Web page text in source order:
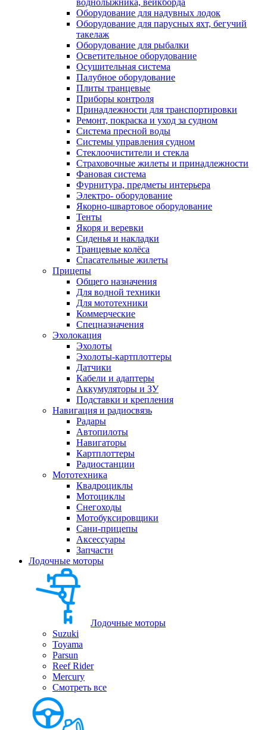
воднолыжника, вейкборда
Оборудование для надувных лодок
Оборудование для парусных яхт, бегучий
такелаж
Оборудование для рыбалки
Осветительное оборудование
Осушительная система
Палубное оборудование
Плиты транцевые
Приборы контроля
Принадлежности для транспортировки
Ремонт, покраска и уход за судном
Система пресной воды
Системы управления судном
Стеклоочистители и стекла
Страховочные жилеты и принадлежности
Фановая система
Фурнитура, предметы интерьера
Электро- оборудование
Якорно-швартовое оборудование
Тенты
Якоря и веревки
Сиденья и накладки
Транцевые колёса
Спасательные жилеты
Прицепы
Общего назначения
Для водной техники
Для мототехники
Коммерческие
Спецназначения
Эхолокация
Эхолоты
Эхолоты-картплоттеры
Датчики
Кабели и адаптеры
Аккумуляторы и ЗУ
Подставки и крепления
Навигация и радиосвязь
Радары
Автопилоты
Навигаторы
Картплоттеры
Радиостанции
Мототехника
Квадроциклы
Мотоциклы
Снегоходы
Мотобуксировщики
Сани-прицепы
Аксессуары
Запчасти
Лодочные моторы
Лодочные моторы
Suzuki
Toyama
Parsun
Reef Rider
Mercury
Смотреть все